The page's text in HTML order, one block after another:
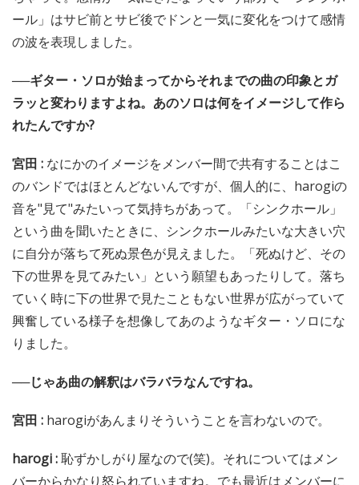
ール」はサビ前とサビ後でドンと一気に変化をつけて感情
の波を表現しました。
──ギター・ソロが始まってからそれまでの曲の印象とガ
ラッと変わりますよね。あのソロは何をイメージして作ら
れたんですか?
宮田 : なにかのイメージをメンバー間で共有することはこ
のバンドではほとんどないんですが、個人的に、harogiの
音を"見て"みたいって気持ちがあって。「シンクホール」
という曲を聞いたときに、シンクホールみたいな大きい穴
に自分が落ちて死ぬ景色が見えました。「死ぬけど、その
下の世界を見てみたい」という願望もあったりして。落ち
ていく時に下の世界で見たこともない世界が広がっていて
興奮している様子を想像してあのようなギター・ソロにな
りました。
──じゃあ曲の解釈はバラバラなんですね。
宮田 : harogiがあんまりそういうことを言わないので。
harogi :恥ずかしがり屋なので(笑)。それについてはメン
バーからかなり怒られていますね。でも最近はメンバーに